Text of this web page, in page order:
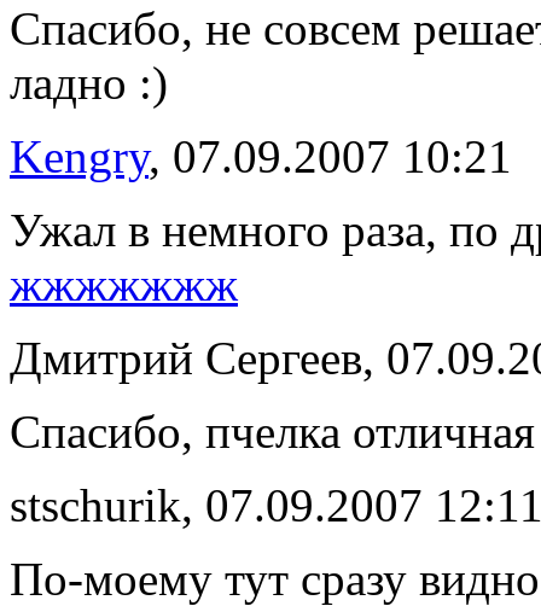
Спасибо, не совсем
ладно :)
Kengry, 07.09.2007 10:21
Ужал в немного раза, по
жжжжжжж
Дмитрий Сергеев,
Спасибо, пчелка
stschurik, 07.09.2007
По-моему тут сразу